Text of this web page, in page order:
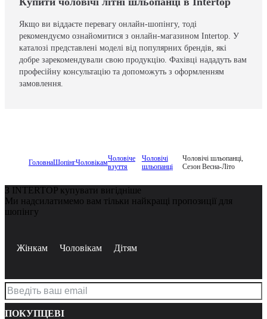
Якщо ви віддаєте перевагу онлайн-шопінгу, тоді
рекомендуємо ознайомитися з онлайн-магазином Intertop. У
каталозі представлені моделі від популярних брендів, які
добре зарекомендували свою продукцію. Фахівці нададуть вам
професійну консультацію та допоможуть з оформленням
замовлення.
ГоловнаШопінгЧоловікамЧоловіче
взуття
Чоловічі
шльопанці
Чоловічі шльопанці,
Сезон Весна-Літо
З INTERTOP купувати вигідніше
Ми надсилатимемо вам тільки найкращі пропозиції для
шопінгу
Жінкам Чоловікам Дітям
ПОКУПЦЕВІ